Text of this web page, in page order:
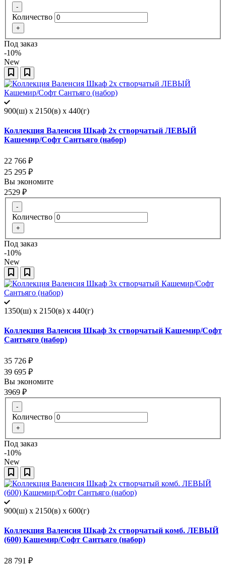
-
Количество
+
Под заказ
-10%
New
900(ш) x 2150(в) x 440(г)
Коллекция Валенсия Шкаф 2х створчатый ЛЕВЫЙ
Кашемир/Софт Сантьяго (набор)
22 766 ₽
25 295 ₽
Вы экономите
2529 ₽
-
Количество
+
Под заказ
-10%
New
1350(ш) x 2150(в) x 440(г)
Коллекция Валенсия Шкаф 3х створчатый Кашемир/Софт
Сантьяго (набор)
35 726 ₽
39 695 ₽
Вы экономите
3969 ₽
-
Количество
+
Под заказ
-10%
New
900(ш) x 2150(в) x 600(г)
Коллекция Валенсия Шкаф 2х створчатый комб. ЛЕВЫЙ
(600) Кашемир/Софт Сантьяго (набор)
28 791 ₽